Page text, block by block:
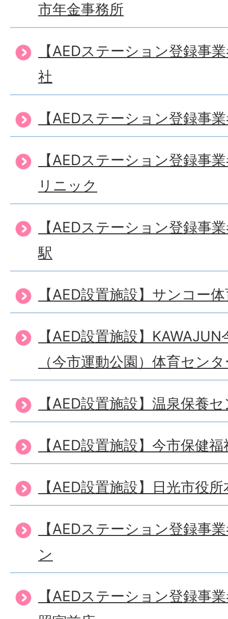
市年金事務所
【AEDステーション登録事
社
【AEDステーション登録事
【AEDステーション登録事
リニック
【AEDステーション登録事
駅
【AED設置施設】サンコー
【AED設置施設】
（今市運動公園）体育セン
【AED設置施設】温泉保養
【AED設置施設】今市保健
【AED設置施設】日光市役
【AEDステーション登録事
ン
【AEDステーション登録事